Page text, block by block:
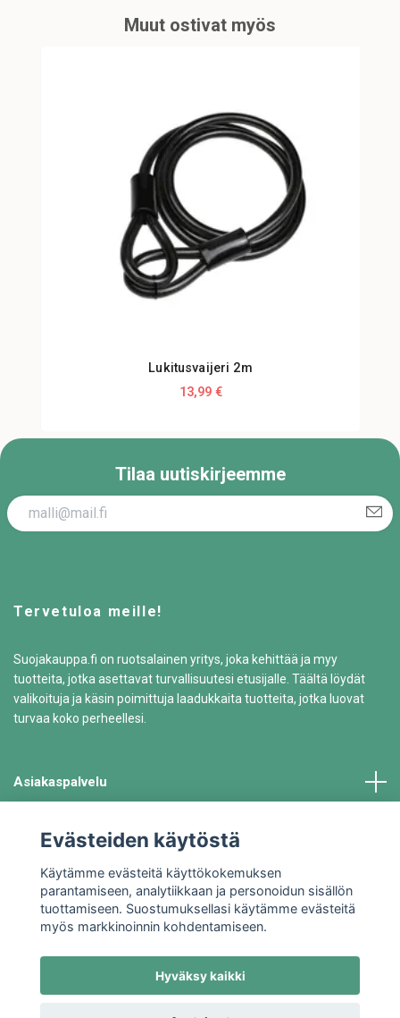
Muut ostivat myös
Lukitusvaijeri 2m
13,99 €
Tilaa uutiskirjeemme
Tervetuloa meille!
Suojakauppa.fi on ruotsalainen yritys, joka kehittää ja myy
tuotteita, jotka asettavat turvallisuutesi etusijalle. Täältä löydät
valikoituja ja käsin poimittuja laadukkaita tuotteita, jotka luovat
turvaa koko perheellesi.
Asiakaspalvelu
Tiedot
© 2026 Suojakauppa.fi
Evästeiden käytöstä
Käytämme evästeitä käyttökokemuksen
parantamiseen, analytiikkaan ja personoidun sisällön
tuottamiseen. Suostumuksellasi käytämme evästeitä
myös markkinoinnin kohdentamiseen.
Hyväksy kaikki